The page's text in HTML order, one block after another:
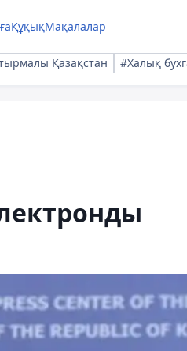
ҚұқықМақалалар
Қазақстан #Халық